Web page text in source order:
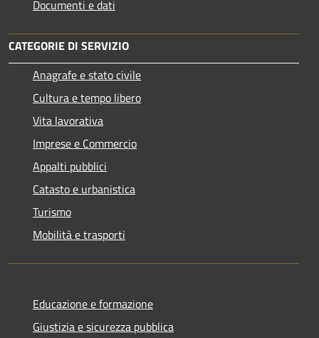
Documenti e dati
CATEGORIE DI SERVIZIO
Anagrafe e stato civile
Cultura e tempo libero
Vita lavorativa
Imprese e Commercio
Appalti pubblici
Catasto e urbanistica
Turismo
Mobilità e trasporti
Educazione e formazione
Giustizia e sicurezza pubblica